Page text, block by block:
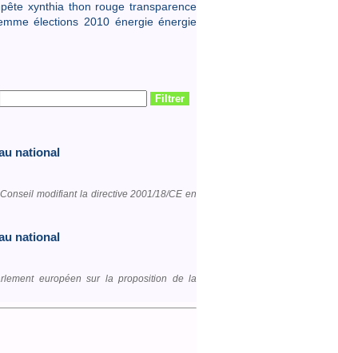
xynthia thon rouge transparence
élections 2010 énergie énergie
national
modifiant la directive 2001/18/CE en
national
européen sur la proposition de la